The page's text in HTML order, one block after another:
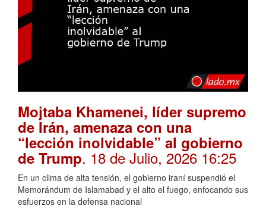
Mojtaba Khamenei, líder supremo
de Irán, amenaza con una
“lección inolvidable” al gobierno
de Trump. 18 de Julio, 2026 16:25
En un clima de alta tensión, el gobierno iraní suspendió el
Memorándum de Islamabad y el alto el fuego, enfocando sus
esfuerzos en la defensa nacional